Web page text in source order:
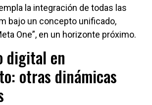
la integración de todas las
bajo un concepto unificado,
One”, en un horizonte próximo.
digital en
otras dinámicas